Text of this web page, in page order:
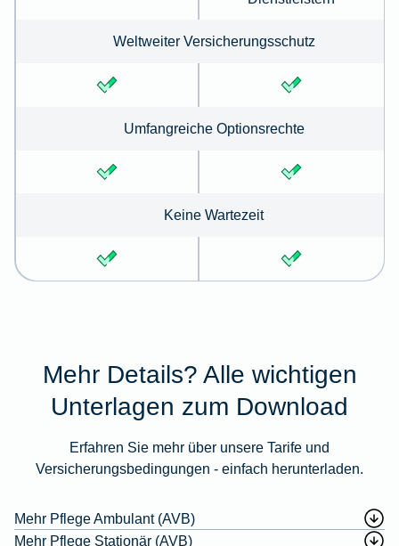
Weltweiter Versicherungsschutz
Umfangreiche Optionsrechte
Keine Wartezeit
Mehr Details? Alle wichtigen
Unterlagen zum Download
Erfahren Sie mehr über unsere Tarife und
Versicherungsbedingungen - einfach herunterladen.
Mehr Pflege Ambulant (AVB)
Mehr Pflege Stationär (AVB)